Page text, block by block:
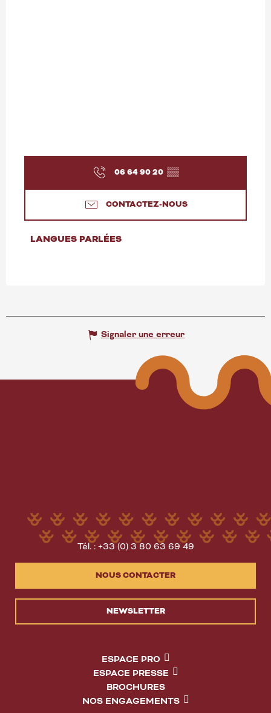
06 64 90 20 ▒▒
CONTACTEZ-NOUS
LANGUES PARLÉES
LANGUES PARLÉES
Signaler une erreur
Tél. : +33 (0) 3 80 63 69 49
NOUS CONTACTER
NEWSLETTER
ESPACE PRO
ESPACE PRESSE
BROCHURES
NOS ENGAGEMENTS